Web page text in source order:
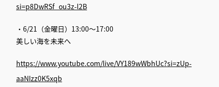
si=p8DwRSf_ou3z-l2B
・6/21（金曜日）13:00～17:00
美しい海を未来へ
https://www.youtube.com/live/VY189wWbhUc?si=zUp-
aaNIzz0K5xqb